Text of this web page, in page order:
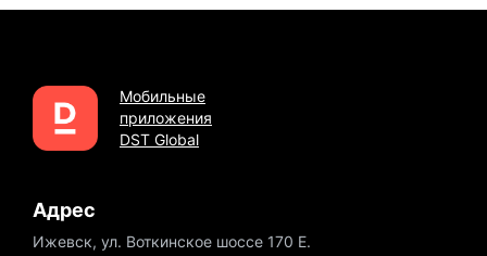
Мобильные
приложения
DST Global
Адрес
Ижевск, ул. Воткинское шоссе 170 Е.